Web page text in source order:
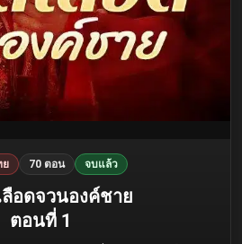
ย 70 ตอน จบแล้ว
อดจวนองค์ชาย
ตอนที่ 1